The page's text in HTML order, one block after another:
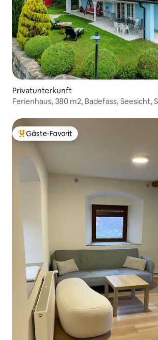
Privatunterkunft
Ferienhaus, 380 m2, Badefass, Seesicht,
Beliebter Gäste-Favorit.
Gäste-Favorit